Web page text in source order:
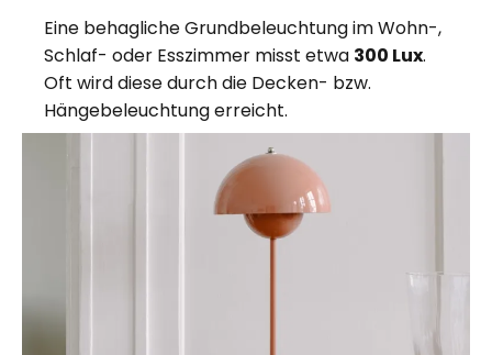
Eine behagliche Grundbeleuchtung im Wohn-,
Schlaf- oder Esszimmer misst etwa 300 Lux.
Oft wird diese durch die Decken- bzw.
Hängebeleuchtung erreicht.